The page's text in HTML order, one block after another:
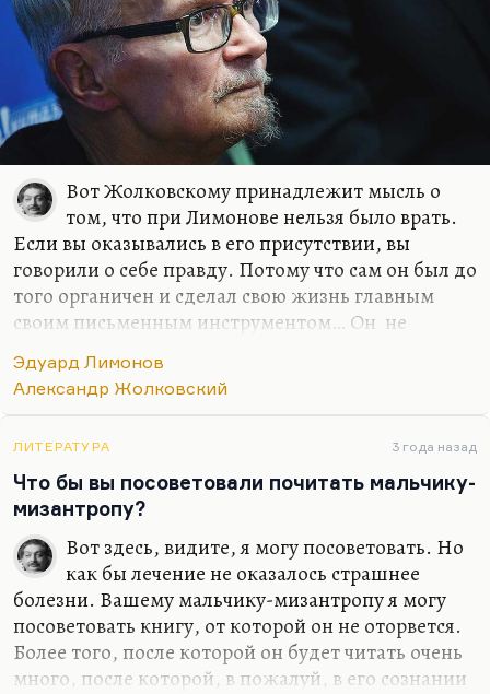
Вот Жолковскому принадлежит мысль о
том, что при Лимонове нельзя было врать.
Если вы оказывались в его присутствии, вы
говорили о себе правду. Потому что сам он был до
того органичен и сделал свою жизнь главным
своим письменным инструментом… Он не
доску, как грифель. Лимонов настолько честен,
что рядом с ним не получается лгать. Поэтому
привлекательно сексуальное (если, конечно, не
тыкать в нос самыми сексуальными, самыми
эротическими рассказами Лимонова. Я-то как раз
думаю, что Лимонов – писатель довольно
целомудренный. Вся физическая сторона любви
ему в…
Эдуард Лимонов
Александр Жолковский
ЛИТЕРАТУРА 3 года назад
Что бы вы посоветовали почитать мальчику-
мизантропу?
Вот здесь, видите, я могу посоветовать. Но
как бы лечение не оказалось страшнее
болезни. Вашему мальчику-мизантропу я могу
посоветовать книгу, от которой он не оторвется.
Более того, после которой он будет читать очень
много, после которой, в пожалуй, в его сознании